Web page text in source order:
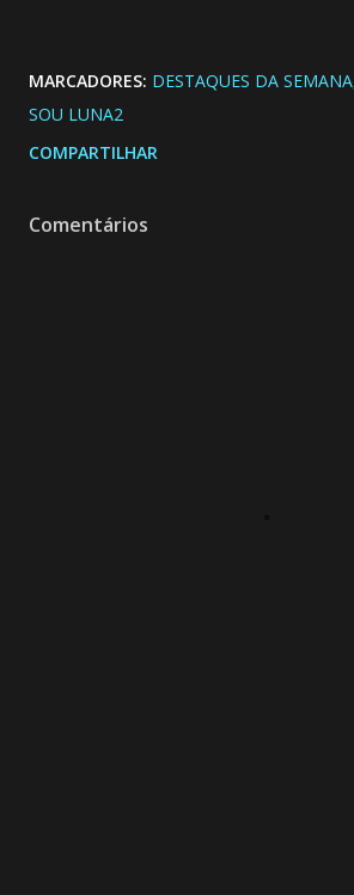
MARCADORES: DESTAQUES DA SEMANA
SOU LUNA2
COMPARTILHAR
Comentários